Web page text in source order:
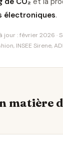
électroniques.
jour : février 2026 ·
INSEE Sirene,
matière